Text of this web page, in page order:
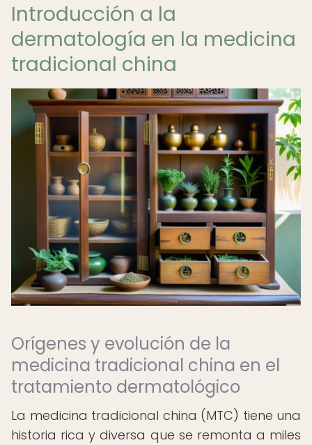
Introducción a la
dermatología en la medicina
tradicional china
Orígenes y evolución de la
medicina tradicional china en el
tratamiento dermatológico
La medicina tradicional china (MTC) tiene una
historia rica y diversa que se remonta a miles